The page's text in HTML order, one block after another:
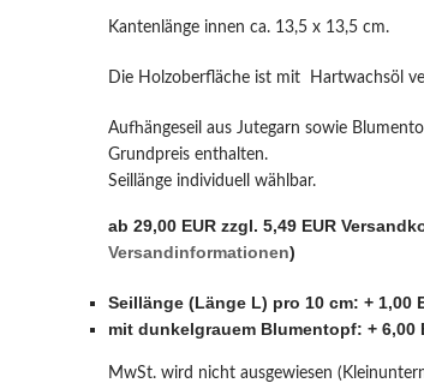
Kantenlänge innen ca. 13,5 x 13,5 cm.
Die Holzoberfläche ist mit Hartwachsöl
Aufhängeseil aus Jutegarn sowie
Grundpreis enthalten.
Seillänge individuell wählbar.
ab 29,00 EUR zzgl. 5,49 EUR
Versandinformationen)
Seillänge (Länge L) pro 10 cm: + 1,00
mit dunkelgrauem Blumentopf: + 6,00
MwSt. wird nicht ausgewiesen